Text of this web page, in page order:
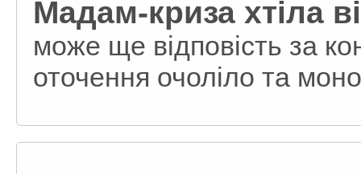
Мадам-криза хтіла
може ще відповість за
оточення очоліло та